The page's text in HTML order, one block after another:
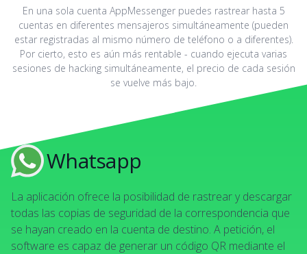
En una sola cuenta AppMessenger puedes rastrear hasta 5
cuentas en diferentes mensajeros simultáneamente (pueden
estar registradas al mismo número de teléfono o a diferentes).
Por cierto, esto es aún más rentable - cuando ejecuta varias
sesiones de hacking simultáneamente, el precio de cada sesión
se vuelve más bajo.
Whatsapp
La aplicación ofrece la posibilidad de rastrear y descargar
todas las copias de seguridad de la correspondencia que
se hayan creado en la cuenta de destino. A petición, el
software es capaz de generar un código QR mediante el